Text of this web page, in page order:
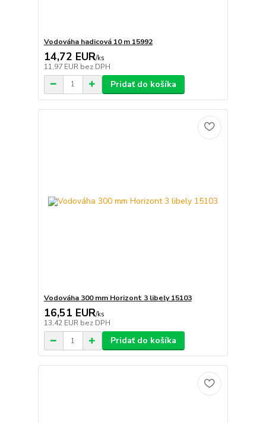
Vodováha hadicová 10 m 15992
14,72 EUR/ks
11,97 EUR bez DPH
Pridať do košíka
Vodováha 300 mm Horizont 3 libely 15103
16,51 EUR/ks
13,42 EUR bez DPH
Pridať do košíka